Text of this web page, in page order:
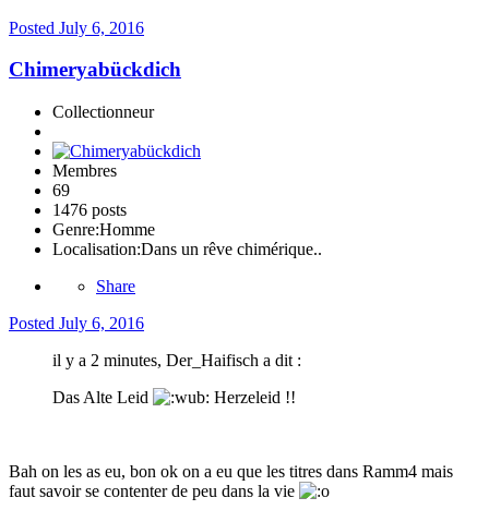
Posted July 6, 2016
Chimeryabückdich
Collectionneur
Membres
69
1476 posts
Genre:Homme
Localisation:Dans un rêve chimérique..
Share
Posted July 6, 2016
il y a 2 minutes, Der_Haifisch a dit :
Das Alte Leid
Herzeleid !!
Bah on les as eu, bon ok on a eu que les titres dans Ramm4 mais
faut savoir se contenter de peu dans la vie